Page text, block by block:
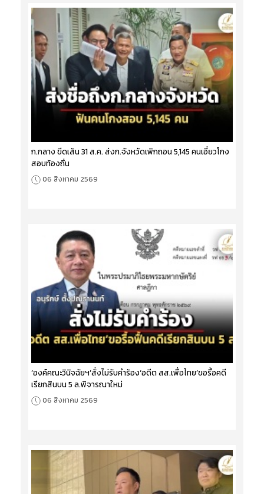
ก.กลาง ขีดเส้น 31 ส.ค. ส่งก.จังหวัดเพิกถอน 5,145 คนเอี่ยวโกง
สอบท้องถิ่น
06 สิงหาคม 2569
‘องค์คณะวินิจฉัยฯ’สั่งไม่รับคำร้อง‘อดีต สส.เพื่อไทย’ขอรื้อคดี
เรียกสินบน 5 ล.พิจารณาใหม่
06 สิงหาคม 2569